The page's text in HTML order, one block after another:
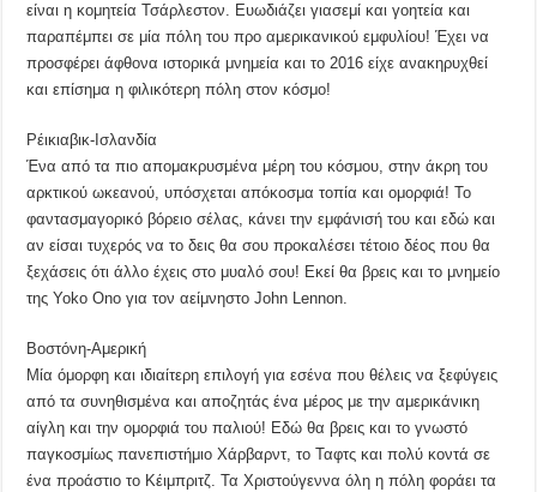
είναι η κομητεία Τσάρλεστον. Ευωδιάζει γιασεμί και γοητεία και
παραπέμπει σε μία πόλη του προ αμερικανικού εμφυλίου! Έχει να
προσφέρει άφθονα ιστορικά μνημεία και το 2016 είχε ανακηρυχθεί
και επίσημα η φιλικότερη πόλη στον κόσμο!
Ρέικιαβικ-Ισλανδία
Ένα από τα πιο απομακρυσμένα μέρη του κόσμου, στην άκρη του
αρκτικού ωκεανού, υπόσχεται απόκοσμα τοπία και ομορφιά! Το
φαντασμαγορικό βόρειο σέλας, κάνει την εμφάνισή του και εδώ και
αν είσαι τυχερός να το δεις θα σου προκαλέσει τέτοιο δέος που θα
ξεχάσεις ότι άλλο έχεις στο μυαλό σου! Εκεί θα βρεις και το μνημείο
της Yoko Ono για τον αείμνηστο John Lennon.
Βοστόνη-Αμερική
Μία όμορφη και ιδιαίτερη επιλογή για εσένα που θέλεις να ξεφύγεις
από τα συνηθισμένα και αποζητάς ένα μέρος με την αμερικάνικη
αίγλη και την ομορφιά του παλιού! Εδώ θα βρεις και το γνωστό
παγκοσμίως πανεπιστήμιο Χάρβαρντ, το Ταφτς και πολύ κοντά σε
ένα προάστιο το Κέιμπριτζ. Τα Χριστούγεννα όλη η πόλη φοράει τα